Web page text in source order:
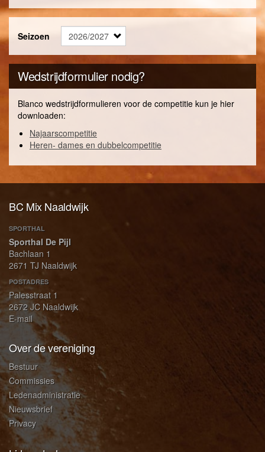
Seizoen
Wedstrijdformulier nodig?
Blanco wedstrijdformulieren voor de competitie kun je hier
downloaden:
Najaarscompetitie
Heren- dames en dubbelcompetitie
BC Mix Naaldwijk
SPORTHAL
Sporthal De Pijl
Bachlaan 1
2671 TJ Naaldwijk
POSTADRES
Palesstraat 1
2672 JC Naaldwijk
E-mail
Over de vereniging
Bestuur
Commissies
Ledenadministratie
Nieuwsbrief
Privacy